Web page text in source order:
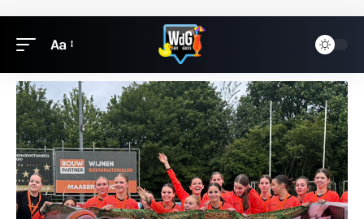
Aa